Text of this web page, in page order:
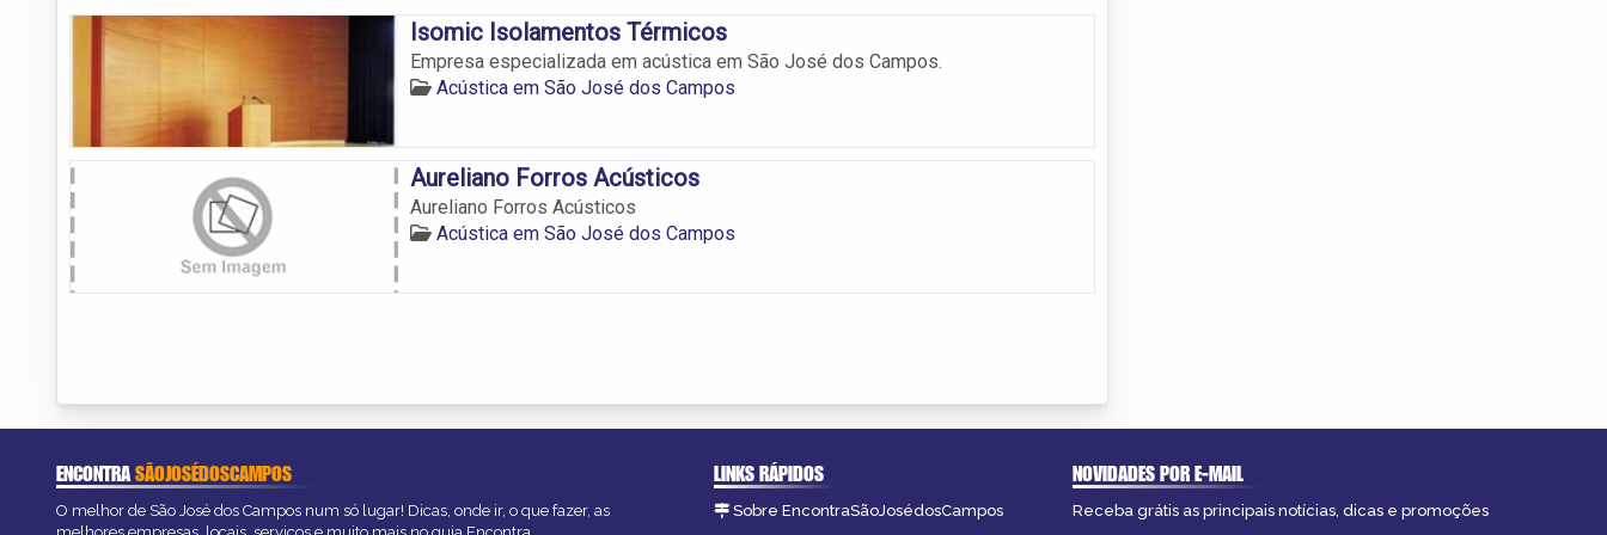
Isomic Isolamentos Térmicos
Empresa especializada em acústica em São José dos Campos.
Acústica em São José dos Campos
Aureliano Forros Acústicos
Aureliano Forros Acústicos
Acústica em São José dos Campos
ENCONTRASÃOJOSÉDOSCAMPOS
O melhor de São José dos Campos num só lugar! Dicas, onde ir, o que fazer, as
LINKS RÁPIDOS
Sobre EncontraSãoJosédosCampos
NOVIDADES POR E-MAIL
Receba grátis as principais notícias, dicas e promoções